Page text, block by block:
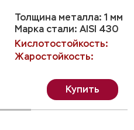
Толщина металла: 1 мм
Марка стали: AISI 430
Кислотостойкость:
Жаростойкость:
Купить